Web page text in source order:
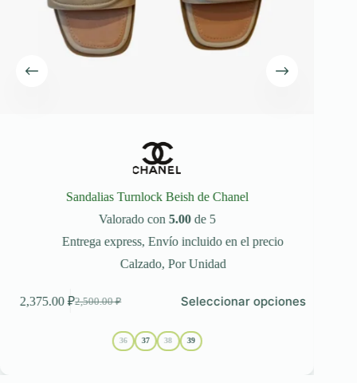
Sandalias Turnlock Beish de Chanel
Valorado con 5.00de 5
Entrega express,Envío incluido en el precio
Calzado, Por Unidad
2,500.00₽
El
2,375.00₽
El
Seleccionar opciones
36 37 38 39
producto
opciones